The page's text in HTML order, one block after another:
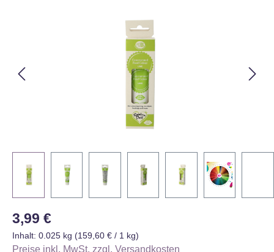
Regulärer Preis:
3,99 €
Inhalt: 0.025 kg (159,60 € / 1 kg)
Preise inkl. MwSt. zzgl. Versandkosten